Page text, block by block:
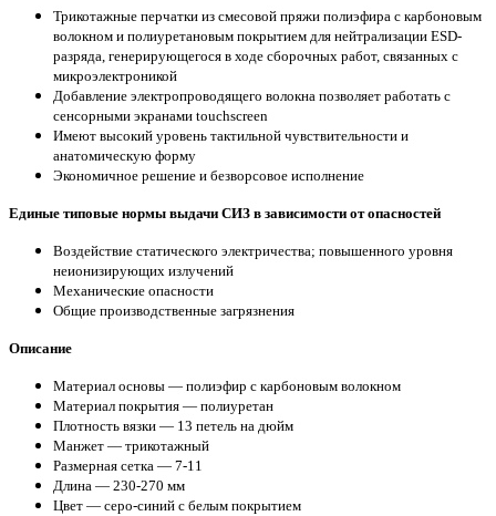
Трикотажные перчатки из смесовой пряжи полиэфира с карбоновым
волокном и полиуретановым покрытием для нейтрализации ESD-
разряда, генерирующегося в ходе сборочных работ, связанных с
микроэлектроникой
Добавление электропроводящего волокна позволяет работать с
сенсорными экранами touchscreen
Имеют высокий уровень тактильной чувствительности и
анатомическую форму
Экономичное решение и безворсовое исполнение
Единые типовые нормы выдачи СИЗ в зависимости от опасностей
Воздействие статического электричества; повышенного уровня
неионизирующих излучений
Механические опасности
Общие производственные загрязнения
Описание
Материал основы — полиэфир с карбоновым волокном
Материал покрытия — полиуретан
Плотность вязки — 13 петель на дюйм
Манжет — трикотажный
Размерная сетка — 7-11
Длина — 230-270 мм
Цвет — серо-синий с белым покрытием